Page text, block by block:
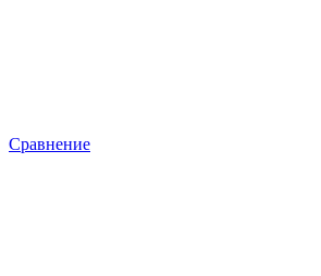
Сравнение